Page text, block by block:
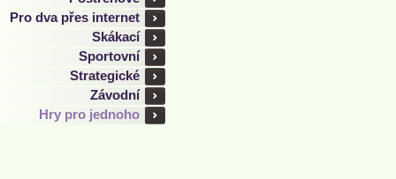
Pro dva přes internet
Skákací
Sportovní
Strategické
Závodní
Hry pro jednoho